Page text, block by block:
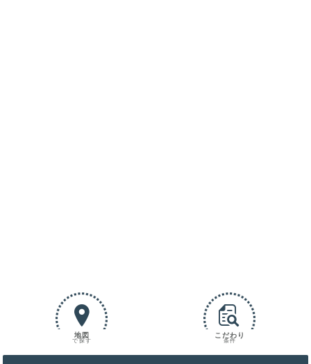
地図
で探す
こだわり
条件